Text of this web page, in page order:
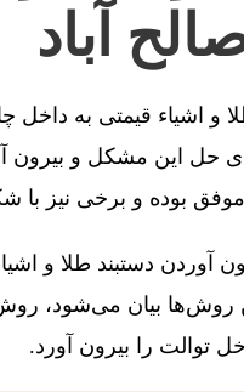
آباد
و اشیاء قیمتی به
حل این مشکل و بیرون
بوده و برخی نیز
آوردن دستبند طلا و
روش‌ها بیان می‌شود،
توالت را بیرون آورد.